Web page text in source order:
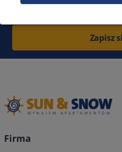
Otrzymaj100 zł zniżkina
Zapisz
Firma